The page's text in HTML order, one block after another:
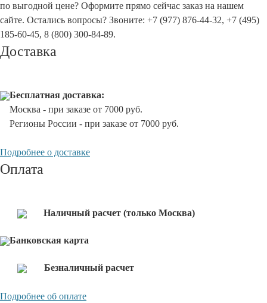
по выгодной цене? Оформите прямо сейчас заказ на нашем
сайте. Остались вопросы? Звоните: +7 (977) 876-44-32, +7 (495)
185-60-45, 8 (800) 300-84-89.
Доставка
Бесплатная доставка:
Москва - при заказе от 7000 руб.
Регионы России - при заказе от 7000 руб.
Подробнее о доставке
Оплата
Наличный расчет (только Москва)
Банковская карта
Безналичный расчет
Подробнее об оплате